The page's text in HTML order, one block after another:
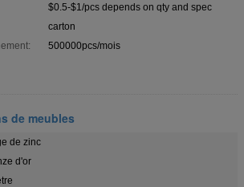
$0.5-$1/pcs depends on qty and spec
carton
500000pcs/mois
de meubles
de zinc
d'or